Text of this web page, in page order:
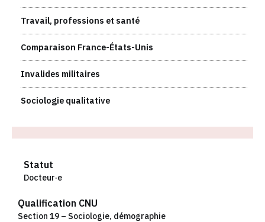
Travail, professions et santé
Comparaison France-États-Unis
Invalides militaires
Sociologie qualitative
Statut
Docteur·e
Qualification CNU
Section 19 – Sociologie, démographie